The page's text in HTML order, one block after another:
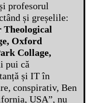
profesorul
și greșelile:
Theological
Oxford
Collage,
pui că
și IT în
conspirativ, Ben
USA”, nu